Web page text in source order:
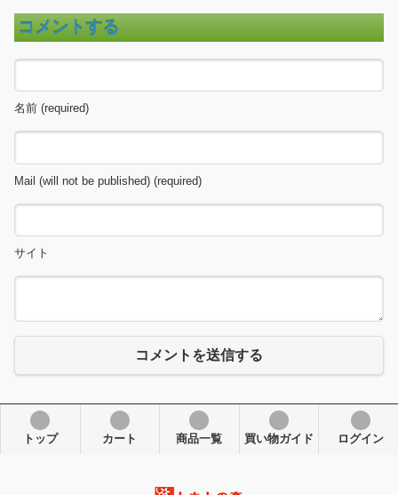
コメントする
名前 (required)
Mail (will not be published) (required)
サイト
コメントを送信する
トップ カート 商品一覧 買い物ガイド ログイン